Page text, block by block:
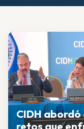
CIDH
retos que